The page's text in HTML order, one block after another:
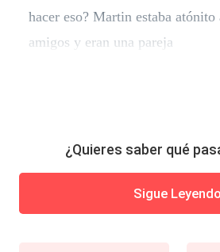
hacer eso? Martin estaba atónito
amigos y eran una pareja
¿Quieres saber qué
Sigue Leyendo